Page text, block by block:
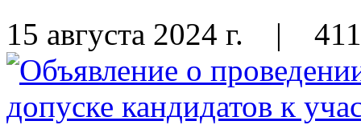
15 августа 2024 г. |